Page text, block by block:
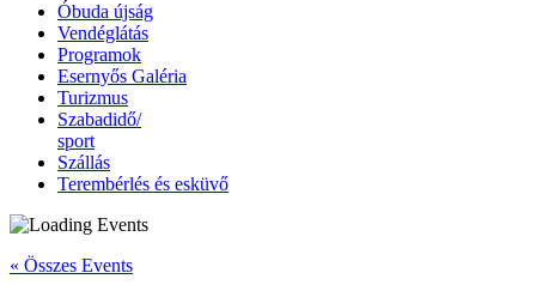
Óbuda újság
Vendéglátás
Programok
Esernyős Galéria
Turizmus
Szabadidő/
sport
Szállás
Terembérlés és esküvő
« Összes Events